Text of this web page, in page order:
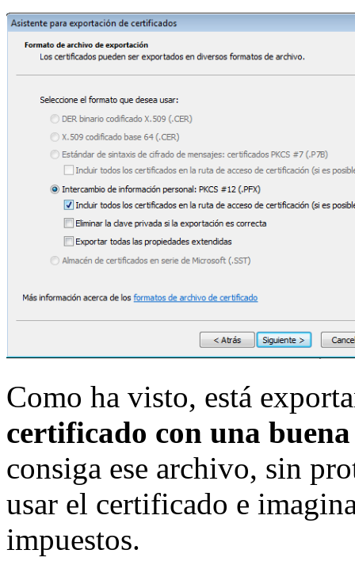
Como ha visto, está
certificado con una
consiga ese archivo, sin
usar el certificado e
impuestos.